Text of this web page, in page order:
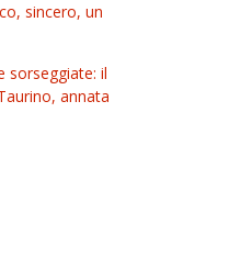
sincero, un
sorseggiate: il
annata